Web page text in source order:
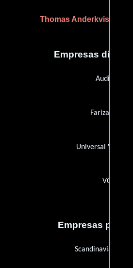
Thomas Anderkvist
Empresas
Audifilm
Fariza Films
Universal Video
VCX
Empresas
Scandinavian Art